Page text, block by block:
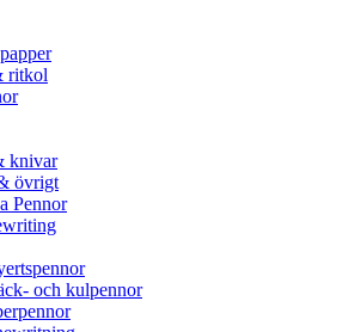
ritkol
knivar
övrigt
Pennor
och kulpennor